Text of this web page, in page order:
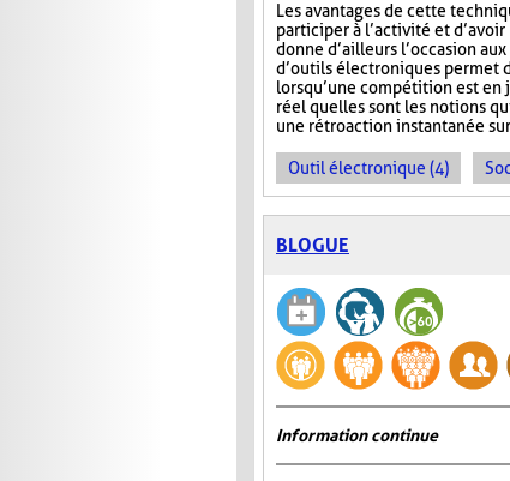
Les avantages de cette
participer à l’activité et
donne d’ailleurs l’occasion
d’outils électroniques permet
lorsqu’une compétition est en
réel quelles sont les notions
une rétroaction instantanée
Outil électronique (4)
BLOGUE
Information continue